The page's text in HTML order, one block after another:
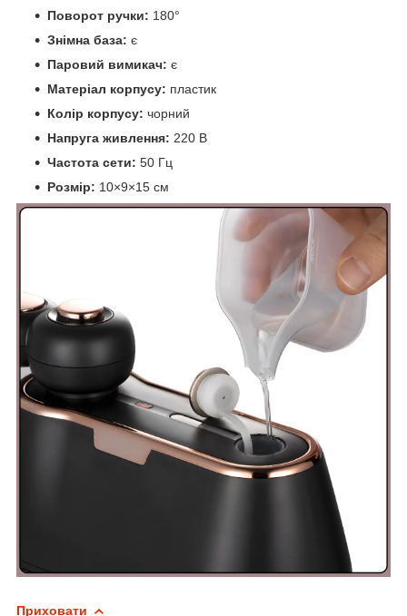
Поворот ручки: 180°
Знімна база: є
Паровий вимикач: є
Матеріал корпусу: пластик
Колір корпусу: чорний
Напруга живлення: 220 В
Частота сети: 50 Гц
Розмір: 10×9×15 см
Приховати